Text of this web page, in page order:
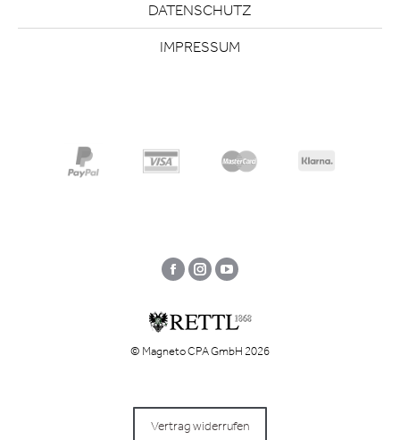
DATENSCHUTZ
IMPRESSUM
Facebook
InstagramYouTube
© Magneto CPA GmbH 2026
Vertrag widerrufen